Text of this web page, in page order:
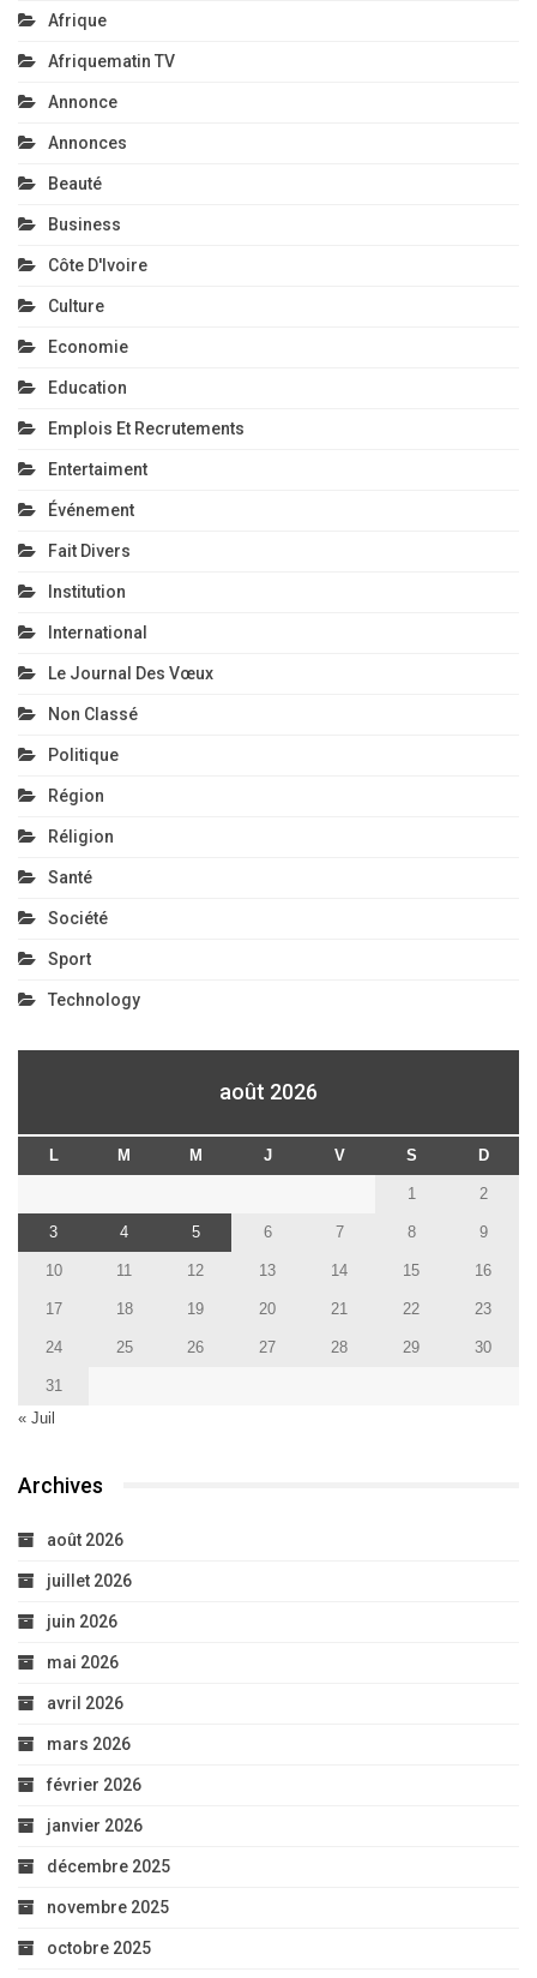
Afrique
Afriquematin TV
Annonce
Annonces
Beauté
Business
Côte D'Ivoire
Culture
Economie
Education
Emplois Et Recrutements
Entertaiment
Événement
Fait Divers
Institution
International
Le Journal Des Vœux
Non Classé
Politique
Région
Réligion
Santé
Société
Sport
Technology
août 2026
L M M J V S D
1 2
3 4 5 6 7 8 9
10 11 12 13 14 15 16
17 18 19 20 21 22 23
24 25 26 27 28 29 30
31
« Juil
Archives
août 2026
juillet 2026
juin 2026
mai 2026
avril 2026
mars 2026
février 2026
janvier 2026
décembre 2025
novembre 2025
octobre 2025